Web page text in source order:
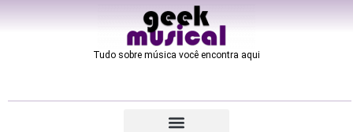
Tudo sobre música você encontra aqui​